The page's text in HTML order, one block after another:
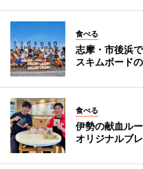
食べる
志摩・市後浜
スキムボード
食べる
伊勢の献血ル
オリジナルブ